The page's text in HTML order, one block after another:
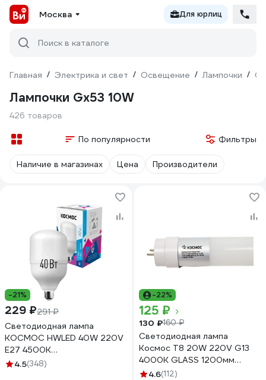
Москва Для юрлиц
Поиск в каталоге
Главная / Электрика и свет / Освещение / Лампочки /
Лампочки Gx53 10W
426 товаров
По популярности Фильтры
Наличие в магазинах Цена Производители
-21%
229 ₽291 ₽
Светодиодная лампа
КОСМОС HWLED 40W 220V
E27 4500K
LksmHWLED40WE2745
4.5(348)
-22%
125 ₽
130 ₽160 ₽
Светодиодная лампа
Космос T8 20W 220V G13
4000K GLASS 1200мм
Lksm_LED20wG13T840GL
4.6(112)